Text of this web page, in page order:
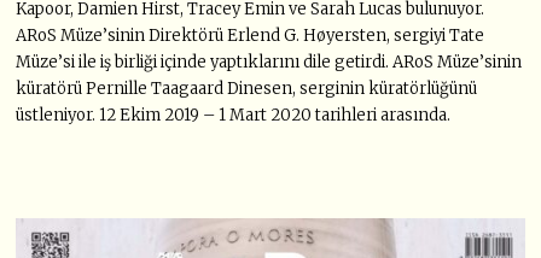
Kapoor, Damien Hirst, Tracey Emin ve Sarah Lucas bulunuyor.
ARoS Müze’sinin Direktörü Erlend G. Høyersten, sergiyi Tate
Müze’si ile iş birliği içinde yaptıklarını dile getirdi. ARoS Müze’sinin
küratörü Pernille Taagaard Dinesen, serginin küratörlüğünü
üstleniyor. 12 Ekim 2019 – 1 Mart 2020 tarihleri arasında.